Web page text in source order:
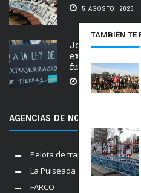
TAMBIÉN TE
5 AGOSTO, 2026
Jornada
extranjerización
fuego y desalojos
5 AGOSTO, 2026
AGENCIAS DE NOTICIAS AMIGAS
Pelota de trapo
La Pulseada
FARCO